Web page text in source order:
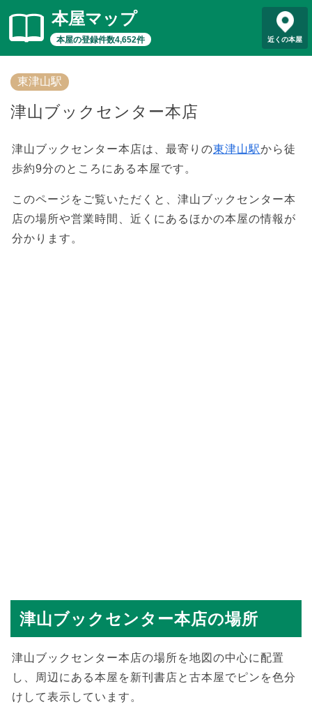
本屋マップ
本屋の登録件数4,652件 近くの本屋
東津山駅
津山ブックセンター本店
津山ブックセンター本店は、最寄りの東津山駅から徒
歩約9分のところにある本屋です。
このページをご覧いただくと、津山ブックセンター本
店の場所や営業時間、近くにあるほかの本屋の情報が
分かります。
津山ブックセンター本店の場所
津山ブックセンター本店の場所を地図の中心に配置
し、周辺にある本屋を新刊書店と古本屋でピンを色分
けして表示しています。